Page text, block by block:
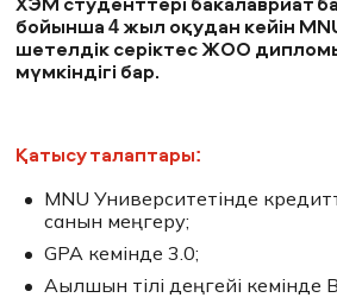
ХЭМ студенттері бакалавриат
бойынша 4 жыл оқудан кейін
шетелдік серіктес ЖОО
мүмкіндігі бар.
Қатысу талаптары:
MNU Университетінде
санын меңгеру;
GPA кемінде 3.0;
Ағылшын тілі деңгейі кемінде